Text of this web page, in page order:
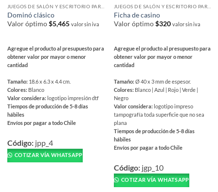
de
producto
de
producto
Dominó clásico
Valor óptimo$5,465 valor sin iva
Agregue el producto al presupuesto para
obtener valor por mayor o menor
cantidad
Tamaño: 18.6 x 6.3 x 4.4 cm.
Colores: Blanco
Valor considera: logotipo impresión dtf
Tiempos de producción de 5-8 días
hábiles
Envíos por pagar a todo Chile
producto
tiene
múltiples
Código: jpp_4
COTIZAR VÍA WHATSAPP
Ficha de casino
Valor óptimo$320 valor sin iva
Agregue el producto al presupuesto para
obtener valor por mayor o menor
cantidad
Tamaño:Ø 40 x 3 mm de espesor.
Colores: Blanco | Azul | Rojo | Verde |
Negro
Valor considera: logotipo impreso
tampografía toda superficie que no sea
plana
Tiempos de producción de 5-8 días
hábiles
Envíos por pagar a todo Chile
producto
tiene
múltiples
Código: jgp_10
COTIZAR VÍA WHATSAPP